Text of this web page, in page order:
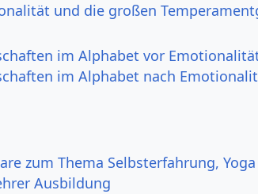
und die großen
im Alphabet vor
im Alphabet nach
zum Thema Selbsterfahrung,
Ausbildung